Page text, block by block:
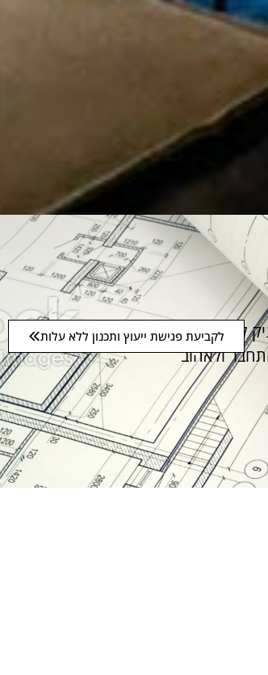
לי בכל פעם
ולאהוב
לקביעת פגישת ייעוץ ותכנון ללא עלות